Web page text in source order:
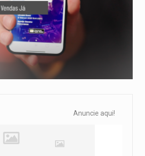
Anuncie aqui!